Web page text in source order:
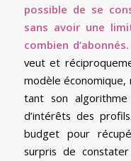
possible de se
sans avoir une
combien d’abonnés.
veut et
modèle économique,
tant son
d’intérêts des
budget pour
surpris de